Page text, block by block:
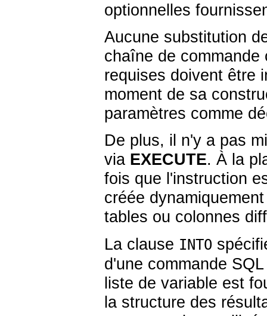
optionnelles
Aucune substitution
chaîne de
requises doivent être
moment de sa
paramètres comme
De plus, il n'y a pas
via EXECUTE. À la
fois que l'instruction
créée
tables ou colonnes
La clause INTO
d'une commande
liste de variable est
la structure des